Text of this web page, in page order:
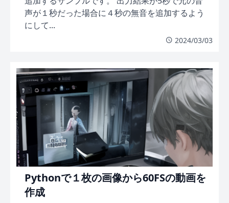
声が１秒だった場合に４秒の無音を追加するよう
にして...
2024/03/03
Pythonで１枚の画像から60FSの動画を
作成